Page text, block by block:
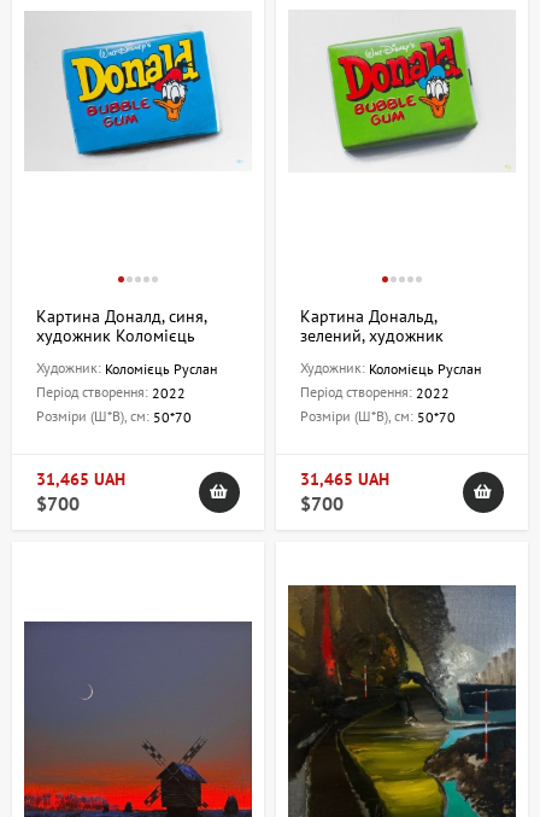
Картина Доналд, синя,
художник Коломієць
Художник: Коломієць Руслан
Період створення: 2022
Розміри (Ш*В), см: 50*70
31,465 UAH
$700
Картина Дональд,
зелений, художник
Художник: Коломієць Руслан
Період створення: 2022
Розміри (Ш*В), см: 50*70
31,465 UAH
$700